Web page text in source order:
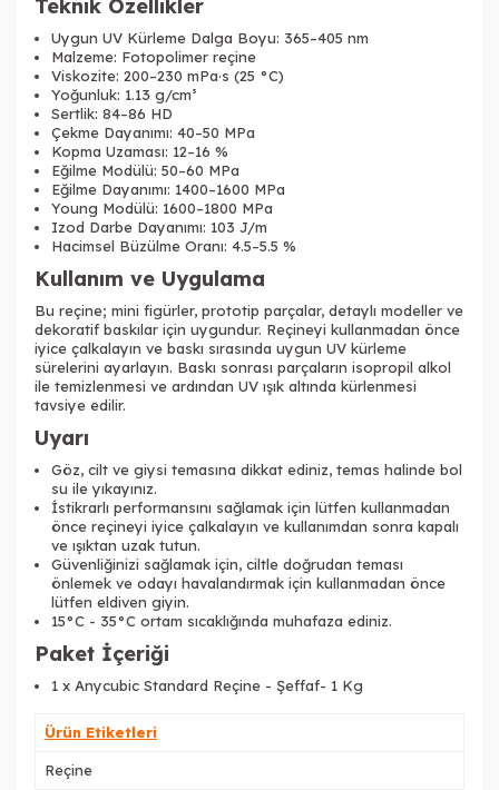
Teknik Özellikler
Uygun UV Kürleme Dalga Boyu: 365–405 nm
Malzeme: Fotopolimer reçine
Viskozite: 200–230 mPa·s (25 °C)
Yoğunluk: 1.13 g/cm³
Sertlik: 84–86 HD
Çekme Dayanımı: 40–50 MPa
Kopma Uzaması: 12–16 %
Eğilme Modülü: 50–60 MPa
Eğilme Dayanımı: 1400–1600 MPa
Young Modülü: 1600–1800 MPa
Izod Darbe Dayanımı: 103 J/m
Hacimsel Büzülme Oranı: 4.5–5.5 %
Kullanım ve Uygulama
Bu reçine; mini figürler, prototip parçalar, detaylı modeller ve
dekoratif baskılar için uygundur. Reçineyi kullanmadan önce
iyice çalkalayın ve baskı sırasında uygun UV kürleme
sürelerini ayarlayın. Baskı sonrası parçaların isopropil alkol
ile temizlenmesi ve ardından UV ışık altında kürlenmesi
tavsiye edilir.
Uyarı
Göz, cilt ve giysi temasına dikkat ediniz, temas halinde bol
su ile yıkayınız.
İstikrarlı performansını sağlamak için lütfen kullanmadan
önce reçineyi iyice çalkalayın ve kullanımdan sonra kapalı
ve ışıktan uzak tutun.
Güvenliğinizi sağlamak için, ciltle doğrudan teması
önlemek ve odayı havalandırmak için kullanmadan önce
lütfen eldiven giyin.
15°C - 35°C ortam sıcaklığında muhafaza ediniz.
Paket İçeriği
1 x Anycubic Standard Reçine - Şeffaf- 1 Kg
Ürün Etiketleri
Reçine